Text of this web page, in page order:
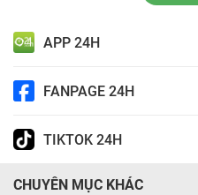
APP 24H
FANPAGE 24H
TIKTOK 24H
CHUYÊN MỤC KHÁC